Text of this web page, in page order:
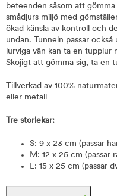
beteenden såsom att
smådjurs miljö med
ökad känsla av kontroll och
undan. Tunneln passar
lurviga vän kan ta en tupplur
Skojigt att gömma sig, ta en
Tillverkad av 100%
eller metall
Tre storlekar:
S: 9 x 23 cm (passar
M: 12 x 25 cm (passar
L: 15 x 25 cm (passar